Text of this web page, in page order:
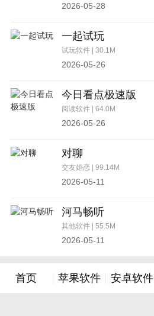
2026-05-28
一起试玩
试玩软件 | 30.1M
2026-05-26
今日看点极速版
阅读软件 | 64.0M
2026-05-26
对聊
交友婚恋 | 99.14M
2026-05-11
河马畅听
其他软件 | 55.5M
2026-05-11
首页 苹果软件 安卓软件